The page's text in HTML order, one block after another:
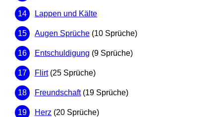
Lappen und Kälte
Augen Sprüche (10 Sprüche)
Entschuldigung (9 Sprüche)
Flirt(25 Sprüche)
Freundschaft(19 Sprüche)
Herz (20 Sprüche)